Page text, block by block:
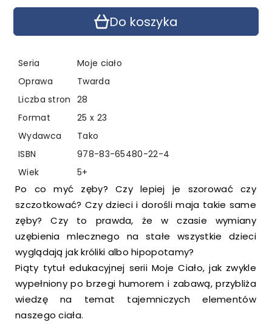
Do koszyka
Seria
Moje ciało
Oprawa
Twarda
Liczba stron 28
Format
25 x 23
Wydawca
Tako
ISBN
978-83-65480-22-4
Wiek
5+
Po co myć zęby? Czy lepiej je szorować czy
szczotkować? Czy dzieci i dorośli maja takie same
zęby? Czy to prawda, że w czasie wymiany
uzębienia mlecznego na stałe wszystkie dzieci
wyglądają jak króliki albo hipopotamy?
Piąty tytuł edukacyjnej serii Moje Ciało, jak zwykle
wypełniony po brzegi humorem i zabawą, przybliża
wiedzę na temat tajemniczych elementów
naszego ciała.